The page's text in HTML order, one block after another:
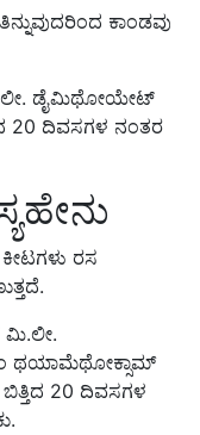
ಕಾಂಡವು
ಡೈಮಿಥೋಯೇಟ್
20 ದಿವಸಗಳ ನಂತರ
ರಸ
ಮಿ.ಲೀ.
ಥಯಾಮೆಥೋಕ್ಸಾಮ್
20 ದಿವಸಗಳ